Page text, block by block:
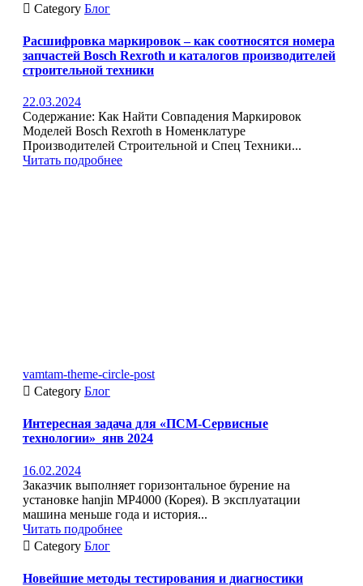
 Category Блог
Расшифровка маркировок – как соотносятся номера
запчастей Bosch Rexroth и каталогов производителей
строительной техники
22.03.2024
Содержание: Как Найти Совпадения Маркировок
Моделей Bosch Rexroth в Номенклатуре
Производителей Строительной и Спец Техники...
Читать подробнее
vamtam-theme-circle-post
 Category Блог
Интересная задача для «ПСМ-Сервисные
технологии»_янв 2024
16.02.2024
Заказчик выполняет горизонтальное бурение на
установке hanjin MP4000 (Корея). В эксплуатации
машина меньше года и история...
Читать подробнее
 Category Блог
Новейшие методы тестирования и диагностики